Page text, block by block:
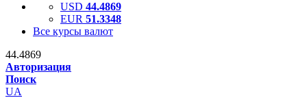
USD 44.4869
EUR 51.3348
Все курсы валют
44.4869
Авторизация
Поиск
UA